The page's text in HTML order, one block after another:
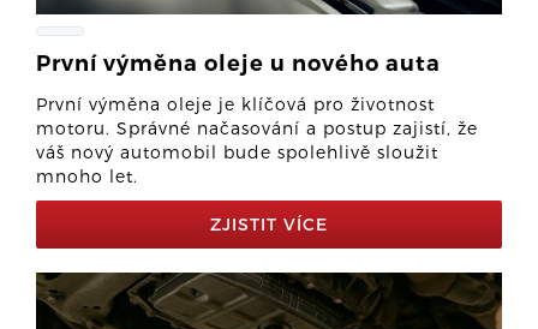
První výměna oleje u nového auta
První výměna oleje je klíčová pro životnost
motoru. Správné načasování a postup zajistí, že
váš nový automobil bude spolehlivě sloužit
mnoho let.
ZJISTIT VÍCE